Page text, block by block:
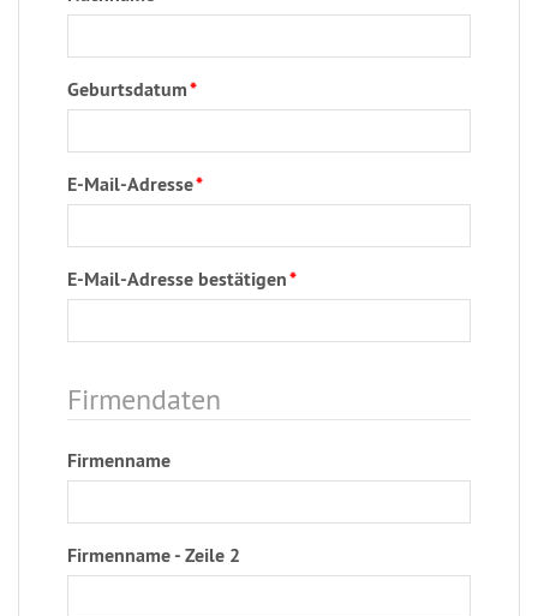
Geburtsdatum*
E-Mail-Adresse*
E-Mail-Adresse bestätigen*
Firmendaten
Firmenname
Firmenname - Zeile 2